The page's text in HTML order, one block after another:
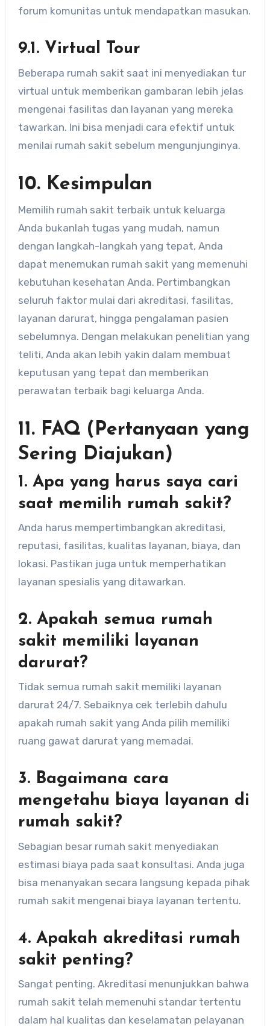
forum komunitas untuk mendapatkan masukan.
9.1. Virtual Tour
Beberapa rumah sakit saat ini menyediakan tur
virtual untuk memberikan gambaran lebih jelas
mengenai fasilitas dan layanan yang mereka
tawarkan. Ini bisa menjadi cara efektif untuk
menilai rumah sakit sebelum mengunjunginya.
10. Kesimpulan
Memilih rumah sakit terbaik untuk keluarga
Anda bukanlah tugas yang mudah, namun
dengan langkah-langkah yang tepat, Anda
dapat menemukan rumah sakit yang memenuhi
kebutuhan kesehatan Anda. Pertimbangkan
seluruh faktor mulai dari akreditasi, fasilitas,
layanan darurat, hingga pengalaman pasien
sebelumnya. Dengan melakukan penelitian yang
teliti, Anda akan lebih yakin dalam membuat
keputusan yang tepat dan memberikan
perawatan terbaik bagi keluarga Anda.
11. FAQ (Pertanyaan yang
Sering Diajukan)
1. Apa yang harus saya cari
saat memilih rumah sakit?
Anda harus mempertimbangkan akreditasi,
reputasi, fasilitas, kualitas layanan, biaya, dan
lokasi. Pastikan juga untuk memperhatikan
layanan spesialis yang ditawarkan.
2. Apakah semua rumah
sakit memiliki layanan
darurat?
Tidak semua rumah sakit memiliki layanan
darurat 24/7. Sebaiknya cek terlebih dahulu
apakah rumah sakit yang Anda pilih memiliki
ruang gawat darurat yang memadai.
3. Bagaimana cara
mengetahu biaya layanan di
rumah sakit?
Sebagian besar rumah sakit menyediakan
estimasi biaya pada saat konsultasi. Anda juga
bisa menanyakan secara langsung kepada pihak
rumah sakit mengenai biaya layanan tertentu.
4. Apakah akreditasi rumah
sakit penting?
Sangat penting. Akreditasi menunjukkan bahwa
rumah sakit telah memenuhi standar tertentu
dalam hal kualitas dan keselamatan pelayanan